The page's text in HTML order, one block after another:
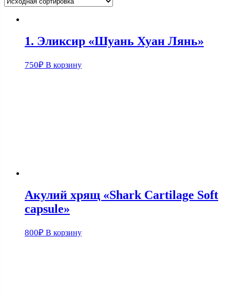
1. Эликсир «Шуань Хуан Лянь»
750₽ В корзину
Акулий хрящ «Shark Cartilage Soft
capsule»
800₽ В корзину